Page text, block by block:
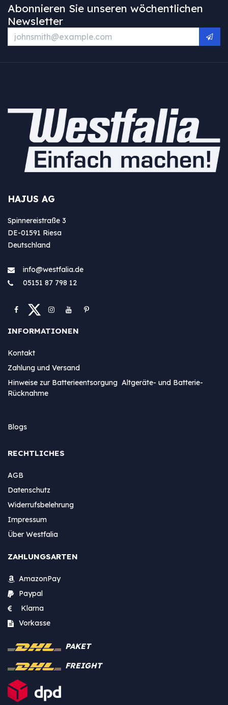
Abonnieren Sie unseren wöchentlichen
Newsletter
HAJUS AG
Spinnereistraße 3
DE-01591 Riesa
Deutschland
info@westfa​lia.de
05151 87 798 12
INFORMATIONEN
Kontakt
Zahlung und Versand
Hinweise zur Batterieentsorgung Altgeräte- und Batterie-
Rücknahme
Blogs
RECHTLICHES
AGB
Datenschutz
Widerrufsbelehrung
Impressum
Über Westfalia
ZAHLUNGSARTEN
AmazonPay
Paypal
Klarna
Vorkasse
PAKET
FREIGHT